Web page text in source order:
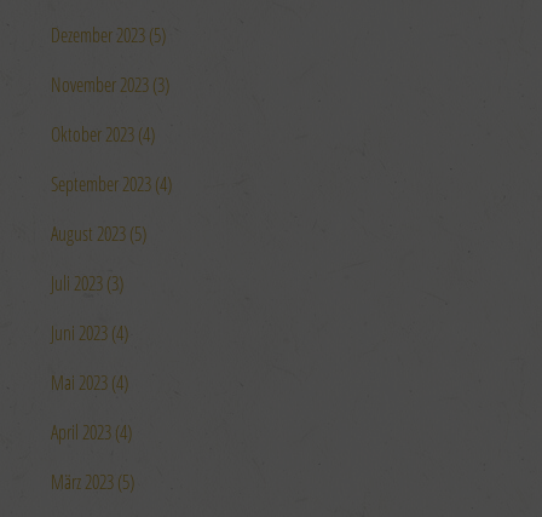
Dezember 2023 (5)
November 2023 (3)
Oktober 2023 (4)
September 2023 (4)
August 2023 (5)
Juli 2023 (3)
Juni 2023 (4)
Mai 2023 (4)
April 2023 (4)
März 2023 (5)